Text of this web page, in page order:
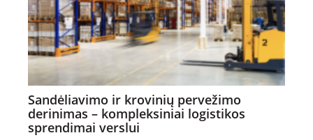
Sandėliavimo ir krovinių pervežimo
derinimas – kompleksiniai logistikos
sprendimai verslui